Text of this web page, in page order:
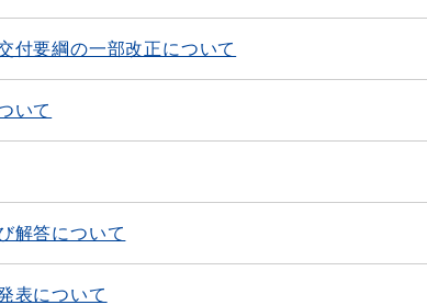
付要綱の一部改正について
いて
解答について
表について